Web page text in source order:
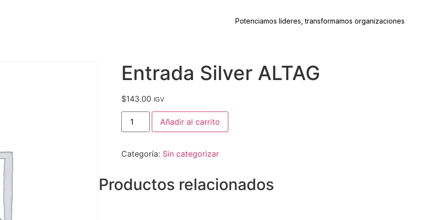
Potenciamos líderes, transformamos organizaciones
Entrada Silver ALTAG
$143.00 IGV
Añadir al carrito
Categoría: Sin categorizar
Productos relacionados